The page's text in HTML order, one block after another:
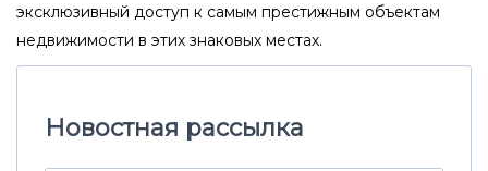
эксклюзивный доступ к самым престижным объектам
недвижимости в этих знаковых местах.
Новостная рассылка